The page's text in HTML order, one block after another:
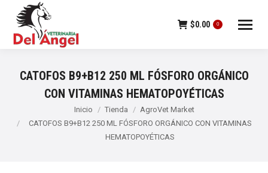
$0.00 0
CATOFOS B9+B12 250 ML FÓSFORO ORGÁNICO
CON VITAMINAS HEMATOPOYÉTICAS
Inicio Tienda
AgroVet Market
CATOFOS B9+B12 250 ML FÓSFORO ORGÁNICO CON VITAMINAS
HEMATOPOYÉTICAS